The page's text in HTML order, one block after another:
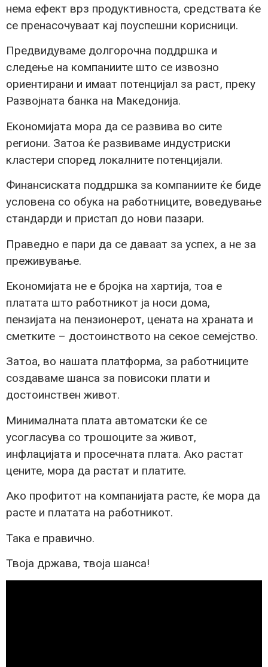
нема ефект врз продуктивноста, средствата ќе
се пренасочуваат кај поуспешни корисници.
Предвидуваме долгорочна поддршка и
следење на компаниите што се извозно
ориентирани и имаат потенцијал за раст, преку
Развојната банка на Македонија.
Економијата мора да се развива во сите
региони. Затоа ќе развиваме индустриски
кластери според локалните потенцијали.
Финансиската поддршка за компаниите ќе биде
условена со обука на работниците, воведување
стандарди и пристап до нови пазари.
Праведно е пари да се даваат за успех, а не за
преживување.
Економијата не е бројка на хартија, тоа е
платата што работникот ја носи дома,
пензијата на пензионерот, цената на храната и
сметките – достоинството на секое семејство.
Затоа, во нашата платформа, за работниците
создаваме шанса за повисоки плати и
достоинствен живот.
Минималната плата автоматски ќе се
усогласува со трошоците за живот,
инфлацијата и просечната плата. Ако растат
цените, мора да растат и платите.
Ако профитот на компанијата расте, ќе мора да
расте и платата на работникот.
Така е правично.
Твоја држава, твоја шанса!